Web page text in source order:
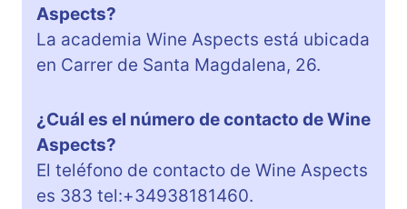
Aspects?
La academia Wine Aspects está ubicada
en Carrer de Santa Magdalena, 26.
¿Cuál es el número de contacto de Wine
Aspects?
El teléfono de contacto de Wine Aspects
es 383 tel:+34938181460.